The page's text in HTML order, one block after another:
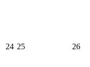
24 25 26